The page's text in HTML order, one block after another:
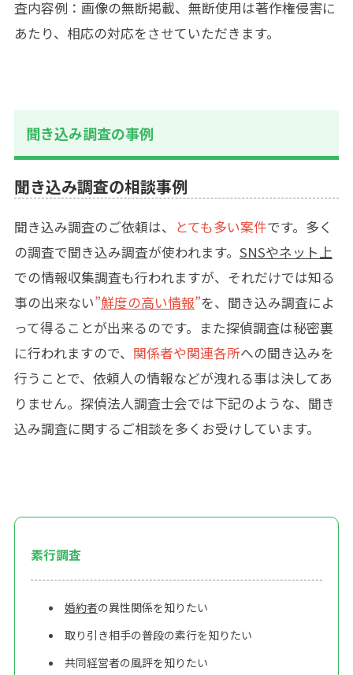
査内容例：画像の無断掲載、無断使用は著作権侵害に
あたり、相応の対応をさせていただきます。
聞き込み調査の事例
聞き込み調査の相談事例
聞き込み調査のご依頼は、 とても多い案件です。多く
の調査で聞き込み調査が使われます。 SNSやネット上
での情報収集調査も行われますが、それだけでは知る
事の出来ない”鮮度の高い情報”を、聞き込み調査によ
って得ることが出来るのです。また探偵調査は秘密裏
に行われますので、 関係者や関連各所への聞き込みを
行うことで、依頼人の情報などが洩れる事は決してあ
りません。探偵法人調査士会では下記のような、聞き
込み調査に関するご相談を多くお受けしています。
素行調査
婚約者の異性関係を知りたい
取り引き相手の普段の素行を知りたい
共同経営者の風評を知りたい